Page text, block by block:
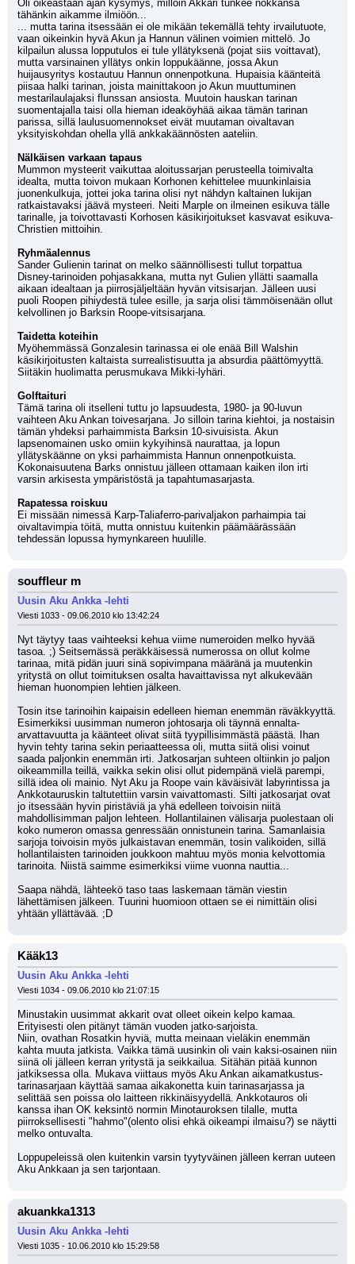
Oli oikeastaan ajan kysymys, milloin Akkari tunkee nokkansa
tähänkin aikamme ilmiöön...
... mutta tarina itsessään ei ole mikään tekemällä tehty irvailutuote,
vaan oikeinkin hyvä Akun ja Hannun välinen voimien mittelö. Jo
kilpailun alussa lopputulos ei tule yllätyksenä (pojat siis voittavat),
mutta varsinainen yllätys onkin loppukäänne, jossa Akun
huijausyritys kostautuu Hannun onnenpotkuna. Hupaisia käänteitä
piisaa halki tarinan, joista mainittakoon jo Akun muuttuminen
mestarilaulajaksi flunssan ansiosta. Muutoin hauskan tarinan
suomentajalla taisi olla hieman ideaköyhää aikaa tämän tarinan
parissa, sillä laulusuomennokset eivät muutaman oivaltavan
yksityiskohdan ohella yllä ankkakäännösten aateliin.
Nälkäisen varkaan tapaus
Mummon mysteerit vaikuttaa aloitussarjan perusteella toimivalta
idealta, mutta toivon mukaan Korhonen kehittelee muunkinlaisia
juonenkulkuja, jottei joka tarina olisi nyt nähdyn kaltainen lukijan
ratkaistavaksi jäävä mysteeri. Neiti Marple on ilmeinen esikuva tälle
tarinalle, ja toivottavasti Korhosen käsikirjoitukset kasvavat esikuva-
Christien mittoihin.
Ryhmäalennus
Sander Gulienin tarinat on melko säännöllisesti tullut torpattua
Disney-tarinoiden pohjasakkana, mutta nyt Gulien yllätti saamalla
aikaan idealtaan ja piirrosjäljeltään hyvän vitsisarjan. Jälleen uusi
puoli Roopen pihiydestä tulee esille, ja sarja olisi tämmöisenään ollut
kelvollinen jo Barksin Roope-vitsisarjana.
Taidetta koteihin
Myöhemmässä Gonzalesin tarinassa ei ole enää Bill Walshin
käsikirjoitusten kaltaista surrealistisuutta ja absurdia päättömyyttä.
Siitäkin huolimatta perusmukava Mikki-lyhäri.
Golftaituri
Tämä tarina oli itselleni tuttu jo lapsuudesta, 1980- ja 90-luvun
vaihteen Aku Ankan toivesarjana. Jo silloin tarina kiehtoi, ja nostaisin
tämän yhdeksi parhaimmista Barksin 10-sivuisista. Akun
lapsenomainen usko omiin kykyihinsä naurattaa, ja lopun
yllätyskäänne on yksi parhaimmista Hannun onnenpotkuista.
Kokonaisuutena Barks onnistuu jälleen ottamaan kaiken ilon irti
varsin arkisesta ympäristöstä ja tapahtumasarjasta.
Rapatessa roiskuu
Ei missään nimessä Karp-Taliaferro-parivaljakon parhaimpia tai
oivaltavimpia töitä, mutta onnistuu kuitenkin päämäärässään
tehdessän lopussa hymynkareen huulille.
souffleur m
Uusin Aku Ankka -lehti
Viesti 1033 - 09.06.2010 klo 13:42:24
Nyt täytyy taas vaihteeksi kehua viime numeroiden melko hyvää
tasoa. ;) Seitsemässä peräkkäisessä numerossa on ollut kolme
tarinaa, mitä pidän juuri sinä sopivimpana määränä ja muutenkin
yritystä on ollut toimituksen osalta havaittavissa nyt alkukevään
hieman huonompien lehtien jälkeen.
Tosin itse tarinoihin kaipaisin edelleen hieman enemmän räväkkyyttä.
Esimerkiksi uusimman numeron johtosarja oli täynnä ennalta-
arvattavuutta ja käänteet olivat siitä tyypillisimmästä päästä. Ihan
hyvin tehty tarina sekin periaatteessa oli, mutta siitä olisi voinut
saada paljonkin enemmän irti. Jatkosarjan suhteen oltiinkin jo paljon
oikeammilla teillä, vaikka sekin olisi ollut pidempänä vielä parempi,
sillä idea oli mainio. Nyt Aku ja Roope vain käväisivät labyrintissa ja
Ankkotauruskin taltutettiin varsin vaivattomasti. Silti jatkosarjat ovat
jo itsessään hyvin piristäviä ja yhä edelleen toivoisin niitä
mahdollisimman paljon lehteen. Hollantilainen välisarja puolestaan oli
koko numeron omassa genressään onnistunein tarina. Samanlaisia
sarjoja toivoisin myös julkaistavan enemmän, tosin valikoiden, sillä
hollantilaisten tarinoiden joukkoon mahtuu myös monia kelvottomia
tarinoita. Niistä saimme esimerkiksi viime vuonna nauttia...
Saapa nähdä, lähteekö taso taas laskemaan tämän viestin
lähettämisen jälkeen. Tuurini huomioon ottaen se ei nimittäin olisi
yhtään yllättävää. ;D
Kääk13
Uusin Aku Ankka -lehti
Viesti 1034 - 09.06.2010 klo 21:07:15
Minustakin uusimmat akkarit ovat olleet oikein kelpo kamaa.
Erityisesti olen pitänyt tämän vuoden jatko-sarjoista.
Niin, ovathan Rosatkin hyviä, mutta meinaan vieläkin enemmän
kahta muuta jatkista. Vaikka tämä uusinkin oli vain kaksi-osainen niin
siinä oli jälleen kerran yritystä ja seikkailua. Sitähän pitää kunnon
jatkiksessa olla. Mukava viittaus myös Aku Ankan aikamatkustus-
tarinasarjaan käyttää samaa aikakonetta kuin tarinasarjassa ja
selittää sen poissa olo laitteen rikkinäisyydellä. Ankkotauros oli
kanssa ihan OK keksintö normin Minotauroksen tilalle, mutta
piirroksellisesti "hahmo"(olento olisi ehkä oikeampi ilmaisu?) se näytti
melko ontuvalta.
Loppupeleissä olen kuitenkin varsin tyytyväinen jälleen kerran uuteen
Aku Ankkaan ja sen tarjontaan.
akuankka1313
Uusin Aku Ankka -lehti
Viesti 1035 - 10.06.2010 klo 15:29:58